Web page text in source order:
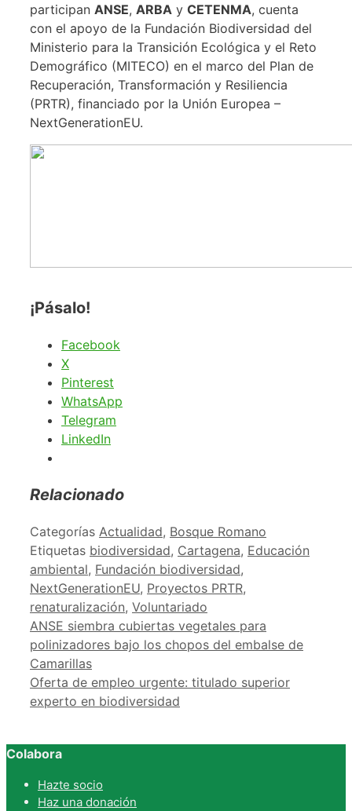
participan ANSE, ARBA y CETENMA, cuenta
con el apoyo de la Fundación Biodiversidad del
Ministerio para la Transición Ecológica y el Reto
Demográfico (MITECO) en el marco del Plan de
Recuperación, Transformación y Resiliencia
(PRTR), financiado por la Unión Europea –
NextGenerationEU.
¡Pásalo!
Facebook
X
Pinterest
WhatsApp
Telegram
LinkedIn
Relacionado
Categorías Actualidad, Bosque Romano
Etiquetas biodiversidad, Cartagena, Educación
ambiental, Fundación biodiversidad,
NextGenerationEU, Proyectos PRTR,
renaturalización, Voluntariado
ANSE siembra cubiertas vegetales para
polinizadores bajo los chopos del embalse de
Camarillas
Oferta de empleo urgente: titulado superior
experto en biodiversidad
Colabora
Hazte socio
Haz una donación